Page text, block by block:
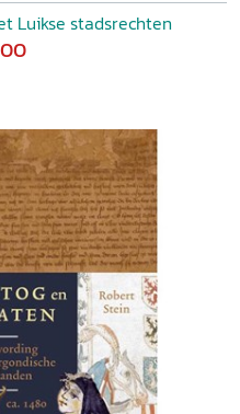
Luikse stadsrechten